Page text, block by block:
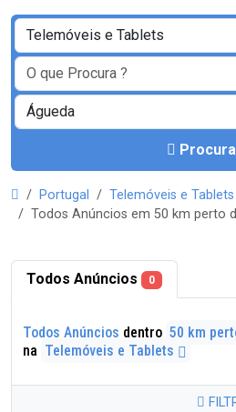
Portugal
Telemóveis e Tablets
Todos Anúncios em 50 km perto
Todos Anúncios 0
Todos Anúncios dentro 50 km
na Telemóveis e Tablets